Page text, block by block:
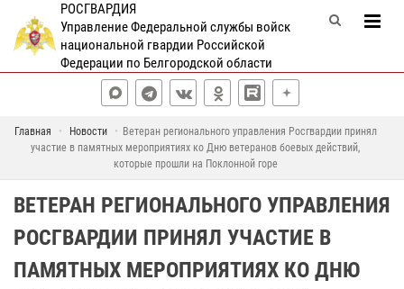
РОСГВАРДИЯ
Управление Федеральной службы войск
национальной гвардии Российской
Федерации по Белгородской области
Главная Новости
Ветеран регионального управления Росгвардии принял
участие в памятных мероприятиях ко Дню ветеранов боевых действий,
которые прошли на Поклонной горе
ВЕТЕРАН РЕГИОНАЛЬНОГО УПРАВЛЕНИЯ
РОСГВАРДИИ ПРИНЯЛ УЧАСТИЕ В
ПАМЯТНЫХ МЕРОПРИЯТИЯХ КО ДНЮ